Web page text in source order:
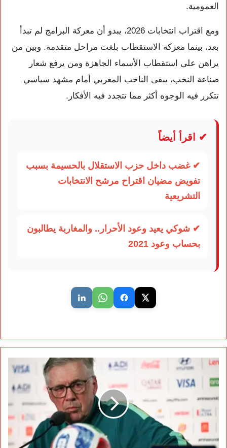
العمومية.
ومع اقتراب انتخابات 2026، يبدو أن معركة البرامج لم تبدأ
بعد، بينما معركة الاستقطاب بلغت مراحل متقدمة. وبين من
يراهن على استقطاب الأسماء الجاهزة ومن يرفع شعار
صناعة النخب، يبقى الناخب المغربي أمام مشهد سياسي
تتكرر فيه الوجوه أكثر مما تتجدد فيه الأفكار.
✔ اقرأ أيضاً
✔ غضب داخل حزب الاستقلال بالحسيمة بسبب
تفويض مضيان اقتراح مرشح الانتخابات
التشريعية
✔ شوكي يعيد وعود الأحرار.. والمغاربة يطالبون
بحساب وعود 2021
أنشيلوتي:
المغرب
من
أقوى
منتخبات
العالم